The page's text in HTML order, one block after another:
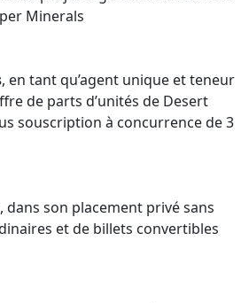
Minerals
, en tant qu’agent unique et teneur
de parts d’unités de Desert
souscription à concurrence de 3
, dans son placement privé sans
et de billets convertibles